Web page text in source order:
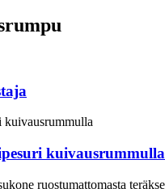
kuivausrummulla